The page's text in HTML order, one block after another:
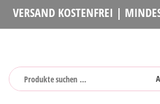
VERSAND KOSTENFREI |